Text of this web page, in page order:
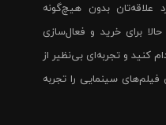
علاقه‌تان بدون هیچ‌گونه
برای خرید و فعال‌سازی
کنید و تجربه‌ای بی‌نظیر از
سینمایی را تجربه